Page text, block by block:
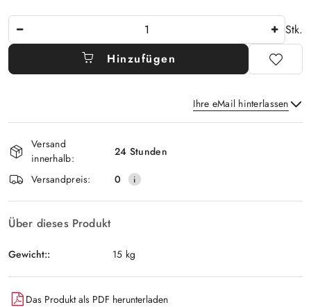
Stk.
Hinzufügen
Ihre eMail hinterlassen
und
lieferung
Versand
innerhalb:
24 Stunden
Versandpreis:
0
Über dieses Produkt
Gewicht:: 15 kg
Das Produkt als PDF herunterladen